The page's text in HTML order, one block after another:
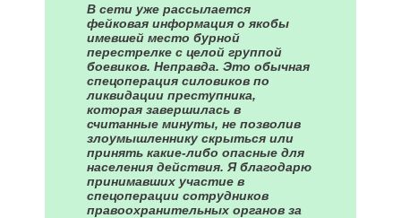
В сети уже рассылается
фейковая информация о якобы
имевшей место бурной
перестрелке с целой группой
боевиков. Неправда. Это обычная
спецоперация силовиков по
ликвидации преступника,
которая завершилась в
считанные минуты, не позволив
злоумышленнику скрыться или
принять какие-либо опасные для
населения действия. Я благодарю
принимавших участие в
спецоперации сотрудников
правоохранительных органов за